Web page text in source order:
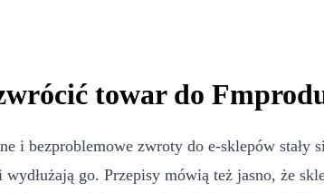
towar do
i bezproblemowe zwroty do e-sklepów
go. Przepisy mówią też jasno, że